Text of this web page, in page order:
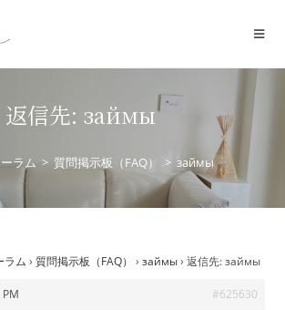
返信先: займы
ラム > 質問掲示板（FAQ） > займы
ラム › 質問掲示板（FAQ） › займы › 返信先: займы
PM #625630